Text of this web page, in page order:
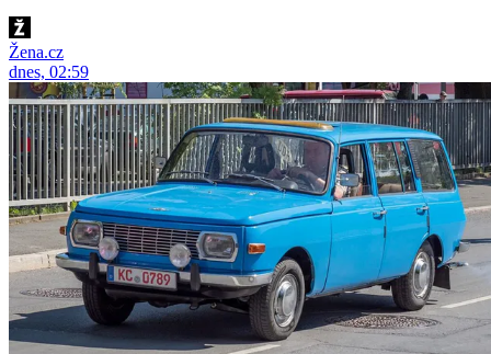
Žena.cz
dnes, 02:59